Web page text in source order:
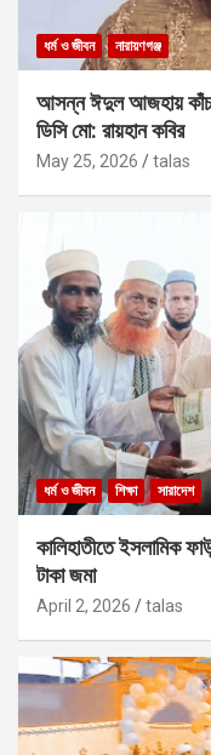
ধর্ম ও জীবন নারায়ণগঞ্জ
আসন্ন ঈদুল আজহায় কাঁচা
ডিসি মো: রায়হান কবির
May 25, 2026 talas
ধর্ম ও জীবন শিক্ষা সারাদেশ
কালিহাতীতে ইসলামিক
টাকা জমা
April 2, 2026 talas